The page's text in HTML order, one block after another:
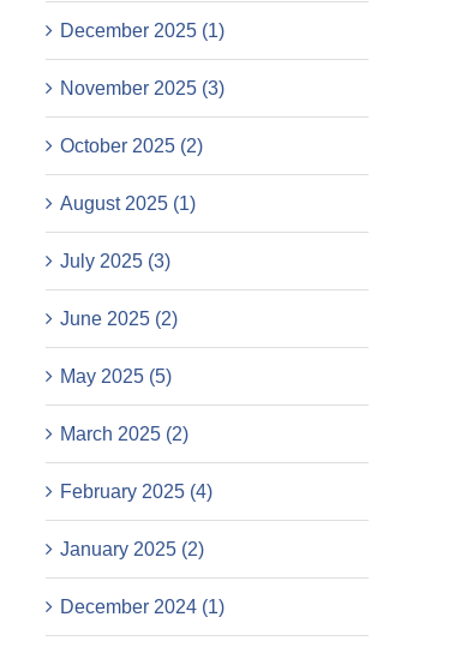
December 2025 (1)
November 2025 (3)
October 2025 (2)
August 2025 (1)
July 2025 (3)
June 2025 (2)
May 2025 (5)
March 2025 (2)
February 2025 (4)
January 2025 (2)
December 2024 (1)